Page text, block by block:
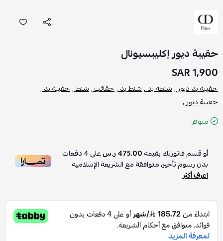
حقيبة ديور إكليبسيونال
1,900 SAR
حقيبة يد ديور ,شنطة يد ,شنط يد ,حقائب ,شنط ,حقيبة يد ,
حقيبة ديور ,
متوفر
أو قسم فاتورتك بقيمة475.00 ر.س على4دفعات
بدون رسوم تأخير، متوافقة مع الشريعة الإسلامية
اعرف أكثر